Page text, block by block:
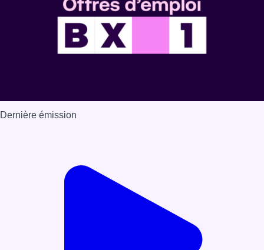
Dernière émission